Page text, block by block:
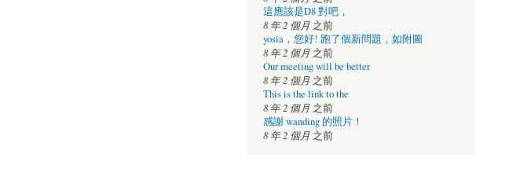
這應該是D8 對吧，
8 年 2 個月之前
yosia，您好! 跑了個新問題，如附圖
8 年 2 個月之前
Our meeting will be better
8 年 2 個月之前
This is the link to the
8 年 2 個月之前
感謝 wanding 的照片！
8 年 2 個月之前